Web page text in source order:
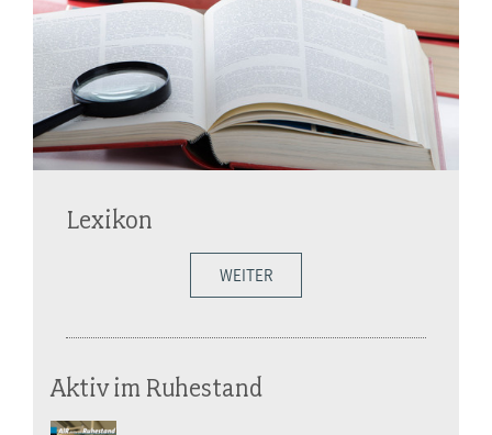
Lexikon
WEITER
Aktiv im Ruhestand